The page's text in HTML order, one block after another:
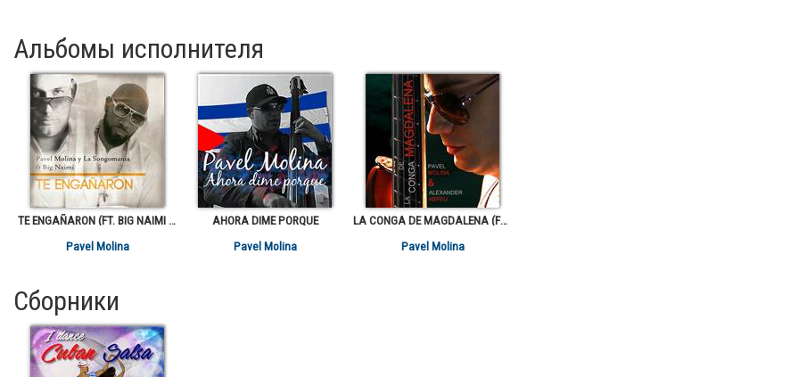
Альбомы исполнителя
TE ENGAÑARON (FT. BIG NAIMI NAGASAKI)
Pavel Molina
AHORA DIME PORQUE
Pavel Molina
LA CONGA DE MAGDALENA (FT. ALEXANDER ABREU)
Pavel Molina
Сборники